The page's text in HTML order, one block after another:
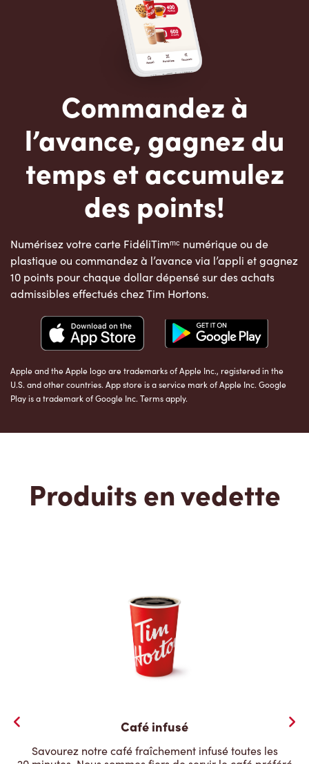
Commandez à
l’avance, gagnez du
temps et accumulez
des points!
Numérisez votre carte FidéliTimᵐᶜ numérique ou de
plastique ou commandez à l’avance via l’appli et gagnez
10 points pour chaque dollar dépensé sur des achats
admissibles effectués chez Tim Hortons.
Apple and the Apple logo are trademarks of Apple Inc., registered in the
U.S. and other countries. App store is a service mark of Apple Inc. Google
Play is a trademark of Google Inc. Terms apply.
Produits en vedette
Café infusé
Savourez notre café fraîchement infusé toutes les